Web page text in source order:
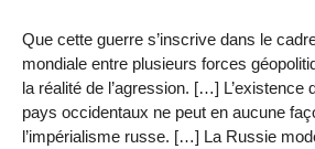
Que cette guerre s’inscrive dans le
mondiale entre plusieurs forces
la réalité de l’agression. […] L’existence
pays occidentaux ne peut en aucune
l’impérialisme russe. […] La Russie